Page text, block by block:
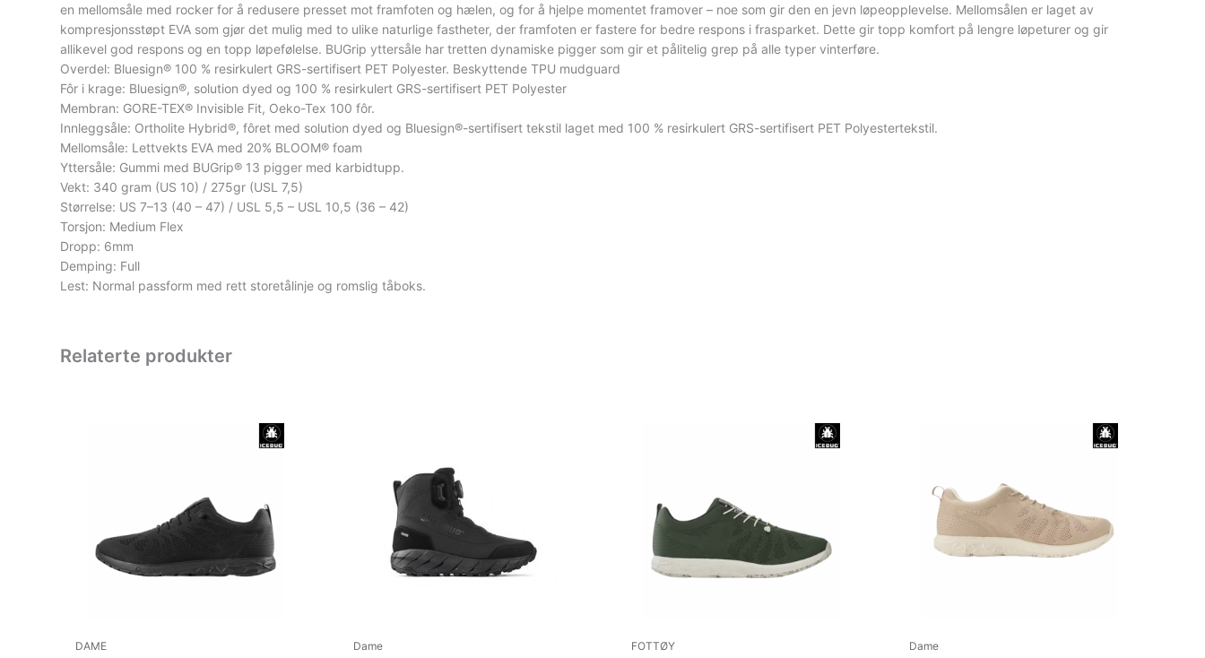
en mellomsåle med rocker for å redusere presset mot framfoten og hælen, og for å hjelpe momentet framover – noe som gir den en jevn løpeopplevelse. Mellomsålen er laget av
kompresjonsstøpt EVA som gjør det mulig med to ulike naturlige fastheter, der framfoten er fastere for bedre respons i frasparket. Dette gir topp komfort på lengre løpeturer og gir
allikevel god respons og en topp løpefølelse. BUGrip yttersåle har tretten dynamiske pigger som gir et pålitelig grep på alle typer vinterføre.
Overdel: Bluesign® 100 % resirkulert GRS-sertifisert PET Polyester. Beskyttende TPU mudguard
Fôr i krage: Bluesign®, solution dyed og 100 % resirkulert GRS-sertifisert PET Polyester
Membran: GORE-TEX® Invisible Fit, Oeko-Tex 100 fôr.
Innleggsåle: Ortholite Hybrid®, fôret med solution dyed og Bluesign®-sertifisert tekstil laget med 100 % resirkulert GRS-sertifisert PET Polyestertekstil.
Mellomsåle: Lettvekts EVA med 20% BLOOM® foam
Yttersåle: Gummi med BUGrip® 13 pigger med karbidtupp.
Vekt: 340 gram (US 10) / 275gr (USL 7,5)
Størrelse: US 7–13 (40 – 47) / USL 5,5 – USL 10,5 (36 – 42)
Torsjon: Medium Flex
Dropp: 6mm
Demping: Full
Lest: Normal passform med rett storetålinje og romslig tåboks.
Relaterte produkter
DAME Dame FOTTØY Dame